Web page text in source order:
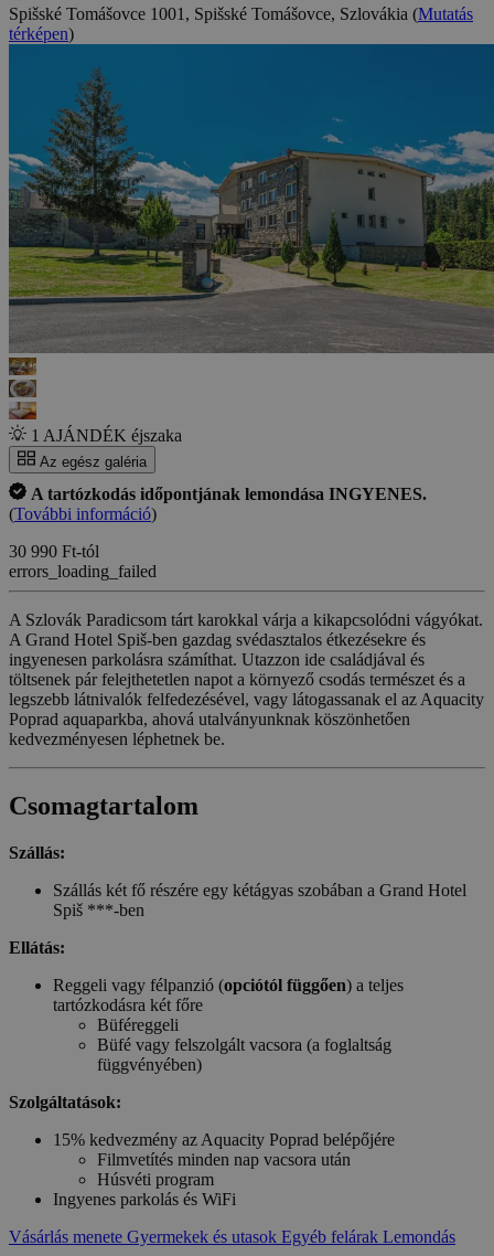
Spišské Tomášovce 1001, Spišské Tomášovce, Szlovákia (Mutatás
térképen)
1 AJÁNDÉK éjszaka
Az egész galéria
A tartózkodás időpontjának lemondása INGYENES.
(További információ)
30 990 Ft-tól
errors_loading_failed
A Szlovák Paradicsom tárt karokkal várja a kikapcsolódni vágyókat.
A Grand Hotel Spiš-ben gazdag svédasztalos étkezésekre és
ingyenesen parkolásra számíthat. Utazzon ide családjával és
töltsenek pár felejthetetlen napot a környező csodás természet és a
legszebb látnivalók felfedezésével, vagy látogassanak el az Aquacity
Poprad aquaparkba, ahová utalványunknak köszönhetően
kedvezményesen léphetnek be.
Csomagtartalom
Szállás:
Szállás két fő részére egy kétágyas szobában a Grand Hotel
Spiš ***-ben
Ellátás:
Reggeli vagy félpanzió (opciótól függően) a teljes
tartózkodásra két főre
Büféreggeli
Büfé vagy felszolgált vacsora (a foglaltság
függvényében)
Szolgáltatások:
15% kedvezmény az Aquacity Poprad belépőjére
Filmvetítés minden nap vacsora után
Húsvéti program
Ingyenes parkolás és WiFi
Vásárlás menete Gyermekek és utasok Egyéb felárak Lemondás